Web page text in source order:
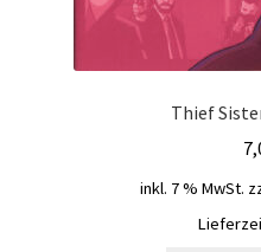
Thief
inkl. 7 % MwSt.